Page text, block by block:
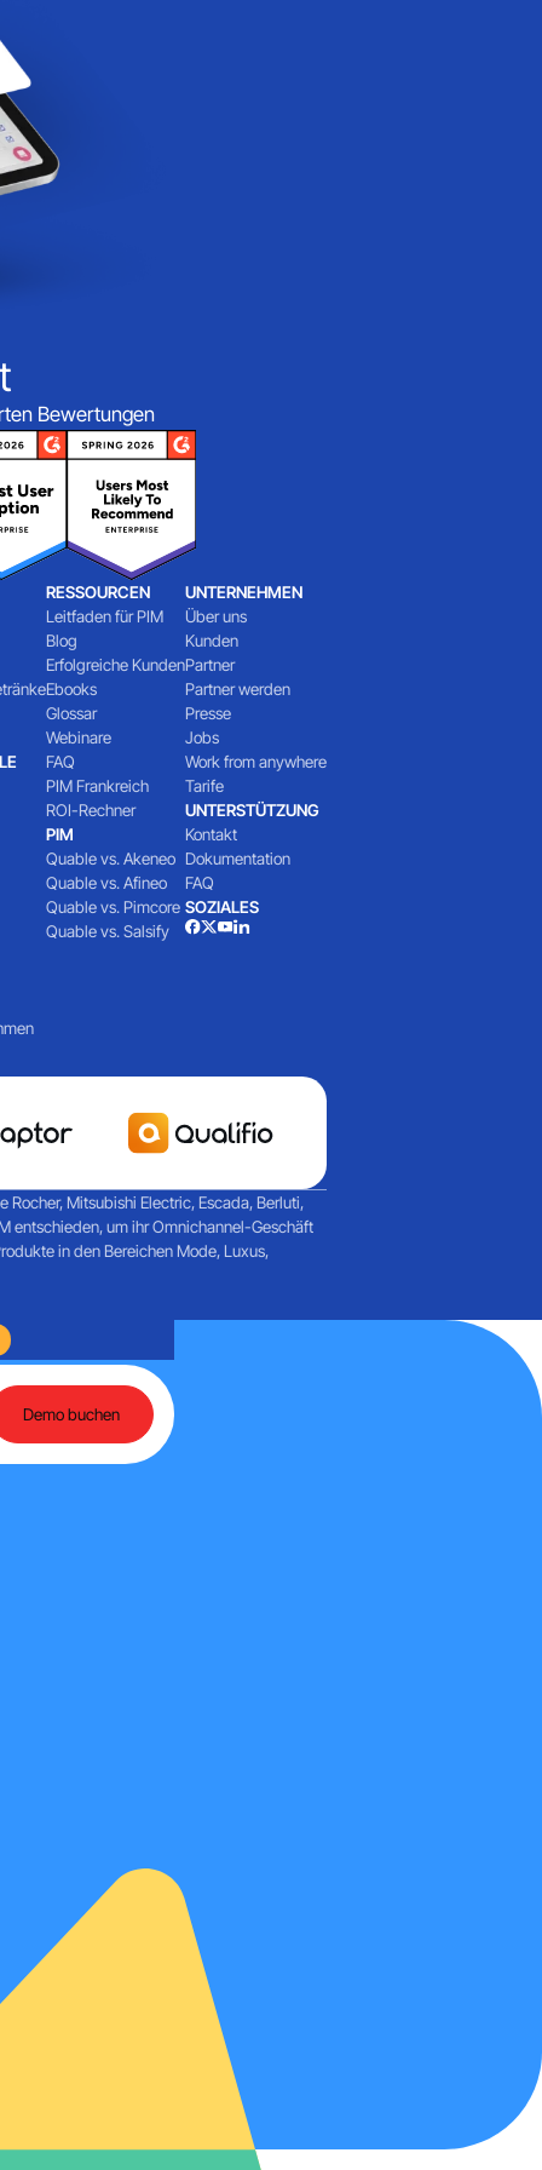
Bewertungen
RESSOURCEN
Leitfaden für PIM
Blog
Erfolgreiche Kunden
Ebooks
Glossar
Webinare
FAQ
PIM Frankreich
ROI-Rechner
PIM
Quable vs. Akeneo
Quable vs. Afineo
Quable vs. Pimcore
Quable vs. Salsify
UNTERNEHMEN
Über uns
Kunden
Partner
Partner werden
Presse
Jobs
Work from anywhere
Tarife
UNTERSTÜTZUNG
Kontakt
Dokumentation
FAQ
SOZIALES
Mitsubishi Electric, Escada, Berluti,
entschieden, um ihr Omnichannel-Geschäft
in den Bereichen Mode, Luxus,
agentenbasierte KI Rückblick auf einen Tag voller Austausch rund um
Demo buchen